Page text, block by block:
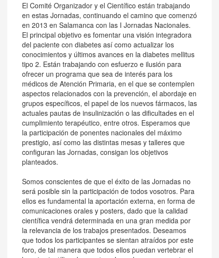
El Comité Organizador y el Científico están trabajando
en estas Jornadas, continuando el camino que comenzó
en 2013 en Salamanca con las I Jornadas Nacionales.
El principal objetivo es fomentar una visión integradora
del paciente con diabetes así como actualizar los
conocimientos y últimos avances en la diabetes mellitus
tipo 2. Están trabajando con esfuerzo e ilusión para
ofrecer un programa que sea de interés para los
médicos de Atención Primaria, en el que se contemplen
aspectos relacionados con la prevención, el abordaje en
grupos específicos, el papel de los nuevos fármacos, las
actuales pautas de insulinización o las dificultades en el
cumplimiento terapéutico, entre otros. Esperamos que
la participación de ponentes nacionales del máximo
prestigio, así como las distintas mesas y talleres que
configuran las Jornadas, consigan los objetivos
planteados.
Somos conscientes de que el éxito de las Jornadas no
será posible sin la participación de todos vosotros. Para
ellos es fundamental la aportación externa, en forma de
comunicaciones orales y posters, dado que la calidad
científica vendrá determinada en una gran medida por
la relevancia de los trabajos presentados. Deseamos
que todos los participantes se sientan atraídos por este
foro, de tal manera que todos ellos puedan vertebrar el